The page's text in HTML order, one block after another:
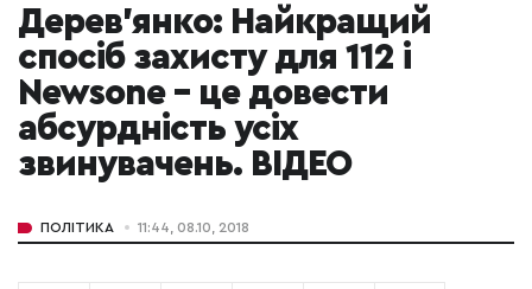
Дерев'янко: Найкращий
спосіб захисту для 112 і
Newsone – це довести
абсурдність усіх
звинувачень. ВІДЕО
ПОЛІТИКА 11:44, 08.10, 2018